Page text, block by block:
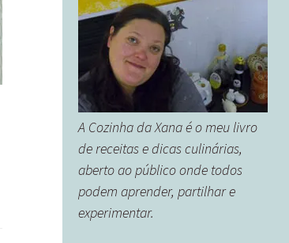
A Cozinha da Xana é o meu livro
de receitas e dicas culinárias,
aberto ao público onde todos
podem aprender, partilhar e
experimentar.